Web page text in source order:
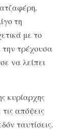
τη
με το
την τρέχουσα
να λείπει
κυρίαρχης
απόψεις
ταυτίσεις.